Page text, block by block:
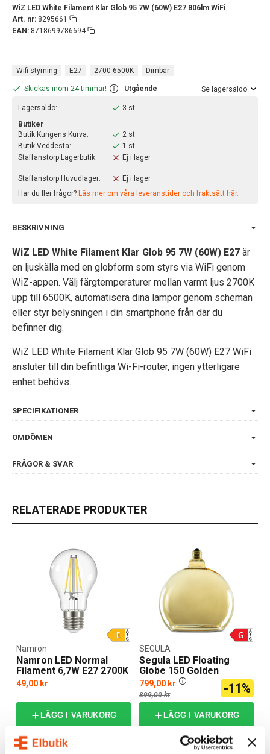
WiZ LED White Filament Klar Glob 95 7W (60W) E27 806lm WiFi
Art. nr: 8295661
EAN: 8718699786694
Wifi-styrning E27 2700-6500K Dimbar
Skickas inom 24 timmar! Utgående Se lagersaldo
Lagersaldo:
3 st
Butiker
Butik Kungens Kurva:
2 st
Butik Veddesta:
1 st
Staffanstorp Lagerbutik:
Ej i lager
Staffanstorp Huvudlager:
Ej i lager
Har du fler frågor? Läs mer om våra leveranstider och fraktsätt här.
BESKRIVNING
WiZ LED White Filament Klar Glob 95 7W (60W) E27 är
en ljuskälla med en globform som styrs via WiFi genom
WiZ-appen. Välj färgtemperaturer mellan varmt ljus 2700K
upp till 6500K, automatisera dina lampor genom scheman
eller styr belysningen i din smartphone från där du
befinner dig.
WiZ LED White Filament Klar Glob 95 7W (60W) E27 WiFi
ansluter till din befintliga Wi-Fi-router, ingen ytterligare
enhet behövs.
SPECIFIKATIONER
OMDÖMEN
FRÅGOR & SVAR
RELATERADE PRODUKTER
Namron LED Normal
Filament 6,7W E27 2700K
Namron
49,00 kr
LÄGG I VARUKORG
I webblager: 59 st
Segula LED Floating
Globe 150 Golden
SEGULA
799,00 kr
899,00 kr -11%
LÄGG I VARUKORG
I webblager: 3 st